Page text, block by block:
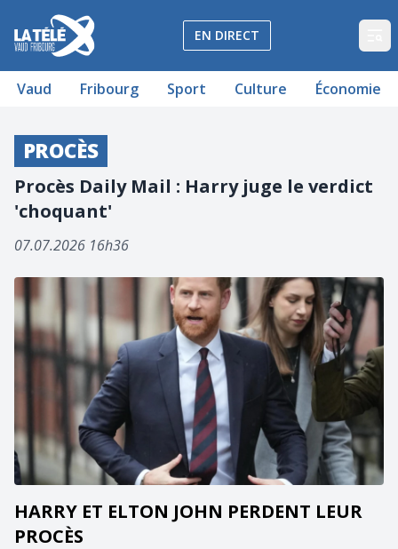
La Télé - Télévision régionale Vaud et Fribourg
EN DIRECT
Vaud Fribourg Sport Culture Économie
PROCÈS
Procès Daily Mail : Harry juge le verdict
'choquant'
07.07.2026 16h36
HARRY ET ELTON JOHN PERDENT LEUR
PROCÈS